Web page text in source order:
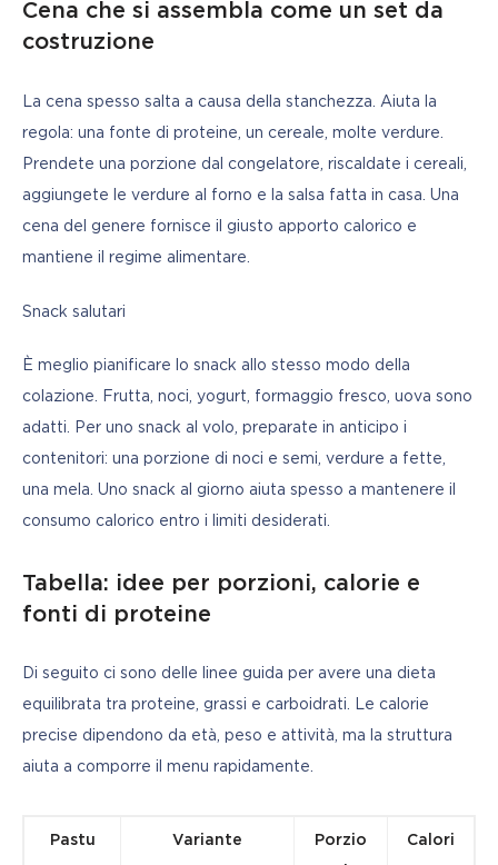
Cena che si assembla come un set da
costruzione
La cena spesso salta a causa della stanchezza. Aiuta la
regola: una fonte di proteine, un cereale, molte verdure.
Prendete una porzione dal congelatore, riscaldate i cereali,
aggiungete le verdure al forno e la salsa fatta in casa. Una
cena del genere fornisce il giusto apporto calorico e
mantiene il regime alimentare.
Snack salutari
È meglio pianificare lo snack allo stesso modo della
colazione. Frutta, noci, yogurt, formaggio fresco, uova sono
adatti. Per uno snack al volo, preparate in anticipo i
contenitori: una porzione di noci e semi, verdure a fette,
una mela. Uno snack al giorno aiuta spesso a mantenere il
consumo calorico entro i limiti desiderati.
Tabella: idee per porzioni, calorie e
fonti di proteine
Di seguito ci sono delle linee guida per avere una dieta
equilibrata tra proteine, grassi e carboidrati. Le calorie
precise dipendono da età, peso e attività, ma la struttura
aiuta a comporre il menu rapidamente.
Pastu Variante Porzio Calori